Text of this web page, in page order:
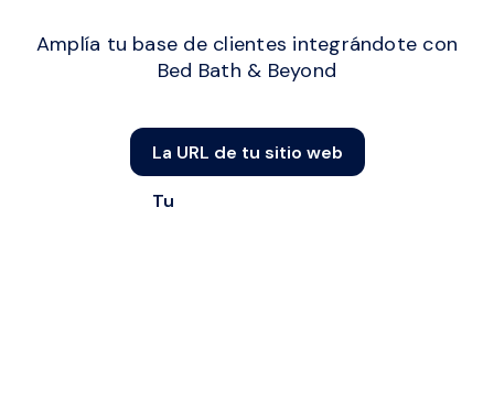
Amplía tu base de clientes integrándote con
Bed Bath & Beyond
La URL de tu sitio web
Tu